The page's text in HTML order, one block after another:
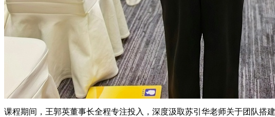
课程期间，王郭英董事长全程专注投入，深度汲取苏引华老师关于团队搭